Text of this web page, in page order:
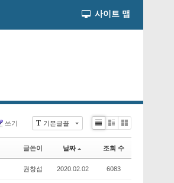
사이트 맵
T 기본글꼴
쓰기
Li
Zi
e
G
le
글쓴이 날짜 조회 수
권창섭 2020.02.02 6083